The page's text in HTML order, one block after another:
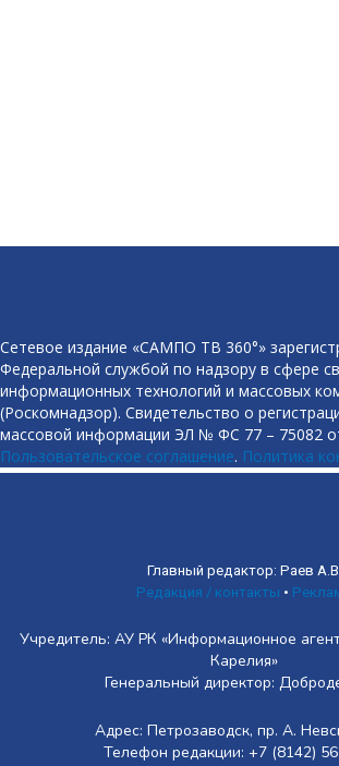
Сетевое издание «САМПО ТВ 360°»
Федеральной службой по надзору в сфере
информационных технологий и массовых
(Роскомнадзор). Свидетельство о
массовой информации ЭЛ № ФС 77 – 75082
Пользовательское соглашение. Политика
Главный редактор: Раев А.В.
Редакция / контакты •
Учредитель: АУ РК «Информационное
Карелия»
Генеральный директор:
Адрес: Петрозаводск, пр. А.
Телефон редакции: +7 (8142)